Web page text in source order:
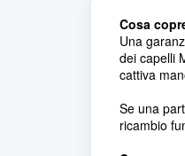
Cosa
Una
dei capelli
cattiva
Se una
ricambio